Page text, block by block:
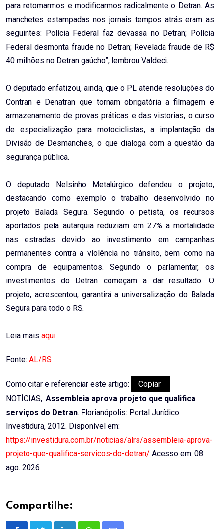
para retomarmos e modificarmos radicalmente o Detran. As
manchetes estampadas nos jornais tempos atrás eram as
seguintes: Polícia Federal faz devassa no Detran; Polícia
Federal desmonta fraude no Detran; Revelada fraude de R$
40 milhões no Detran gaúcho”, lembrou Valdeci.
O deputado enfatizou, ainda, que o PL atende resoluções do
Contran e Denatran que tornam obrigatória a filmagem e
armazenamento de provas práticas e das vistorias, o curso
de especialização para motociclistas, a implantação da
Divisão de Desmanches, o que dialoga com a questão da
segurança pública.
O deputado Nelsinho Metalúrgico defendeu o projeto,
destacando como exemplo o trabalho desenvolvido no
projeto Balada Segura. Segundo o petista, os recursos
aportados pela autarquia reduziam em 27% a mortalidade
nas estradas devido ao investimento em campanhas
permanentes contra a violência no trânsito, bem como na
compra de equipamentos. Segundo o parlamentar, os
investimentos do Detran começam a dar resultado. O
projeto, acrescentou, garantirá a universalização do Balada
Segura para todo o RS.
Leia mais aqui
Fonte: AL/RS
Como citar e referenciar este artigo:
Copiar
NOTÍCIAS,. Assembleia aprova projeto que qualifica
serviços do Detran. Florianópolis: Portal Jurídico
Investidura, 2012. Disponível em:
https://investidura.com.br/noticias/alrs/assembleia-aprova-
projeto-que-qualifica-servicos-do-detran/ Acesso em: 08
ago. 2026
Compartilhe: